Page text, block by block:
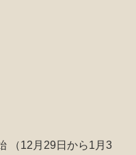
（12月29日から1月3